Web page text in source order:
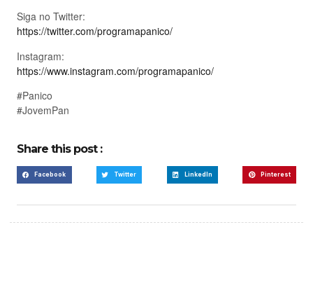
Siga no Twitter:
https://twitter.com/programapanico/
Instagram:
https://www.instagram.com/programapanico/
#Panico
#JovemPan
Share this post :
Facebook Twitter LinkedIn Pinterest